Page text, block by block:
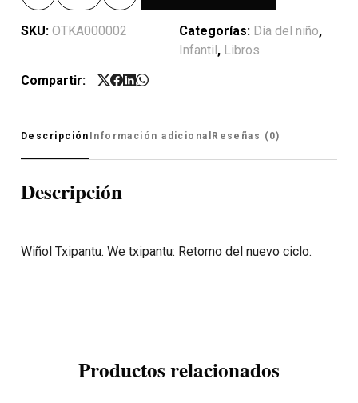
SKU: OTKA000002 Categorías: Día del niño,
Infantil, Libros
Compartir:
Descripción Información adicional Reseñas (0)
Descripción
Wiñol Txipantu. We txipantu: Retorno del nuevo ciclo.
Productos relacionados